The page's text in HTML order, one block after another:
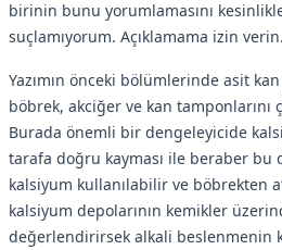
birinin bunu yorumlamasını
suçlamıyorum. Açıklamama izin verin.
Yazımın önceki bölümlerinde asit kan
böbrek, akciğer ve kan tamponlarını
Burada önemli bir dengeleyicide
tarafa doğru kayması ile beraber
kalsiyum kullanılabilir ve böbrekten
kalsiyum depolarının kemikler
değerlendirirsek alkali beslenmenin